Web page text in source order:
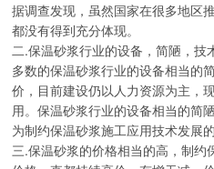
据调查发现，虽然国家在很多地区
都没有得到充分体现。
二.保温砂浆行业的设备，简陋，技
多数的保温砂浆行业的设备相当的
价，目前建设仍以人力资源为主，
用。保温砂浆行业的设备相当的简
为制约保温砂浆施工应用技术发展
三.保温砂浆的价格相当的高，制约